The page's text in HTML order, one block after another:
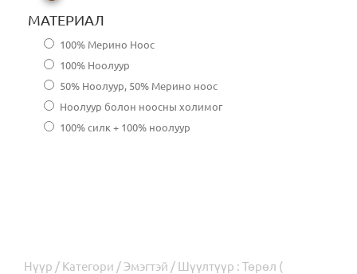
МАТЕРИАЛ
100% Мерино Ноос
100% Ноолуур
50% Ноолуур, 50% Мерино ноос
Ноолуур болон ноосны холимог
100% силк + 100% ноолуур
Нүүр / Категори / Эмэгтэй / Шүүлтүүр : Төрөл (